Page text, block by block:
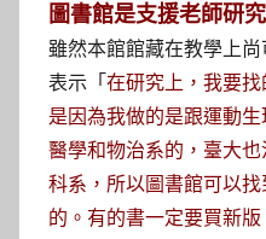
圖書館是支援老師研
雖然本館館藏在教學上
表示「在研究上，我要
是因為我做的是跟運動
醫學和物治系的，臺大
科系，所以圖書館可以
的。有的書一定要買新